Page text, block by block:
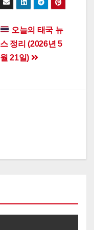
오늘의 태국 뉴
스 정리 (2026년 5
월 21일)